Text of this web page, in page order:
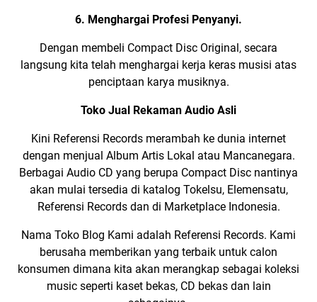
6. Menghargai Profesi Penyanyi.
Dengan membeli Compact Disc Original, secara
langsung kita telah menghargai kerja keras musisi atas
penciptaan karya musiknya.
Toko Jual Rekaman Audio Asli
Kini Referensi Records merambah ke dunia internet
dengan menjual Album Artis Lokal atau Mancanegara.
Berbagai Audio CD yang berupa Compact Disc nantinya
akan mulai tersedia di katalog Tokelsu, Elemensatu,
Referensi Records dan di Marketplace Indonesia.
Nama Toko Blog Kami adalah Referensi Records. Kami
berusaha memberikan yang terbaik untuk calon
konsumen dimana kita akan merangkap sebagai koleksi
music seperti kaset bekas, CD bekasdan lain